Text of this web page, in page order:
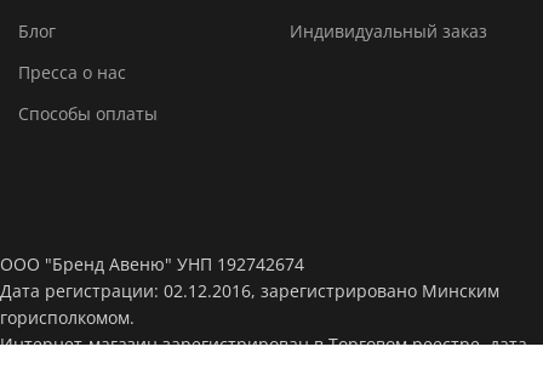
Блог
Пресса о нас
Способы оплаты
Индивидуальный заказ
ООО "Бренд Авеню" УНП 192742674
Дата регистрации: 02.12.2016, зарегистрировано Минским
горисполкомом.
Интернет-магазин зарегистрирован в Торговом реестре, дата